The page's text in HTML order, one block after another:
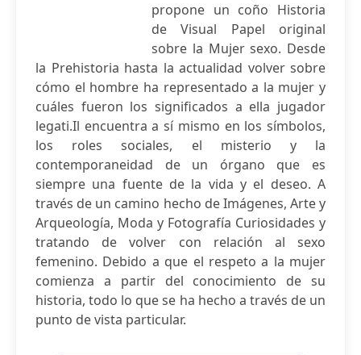
propone un coño Historia
de Visual Papel original
sobre la Mujer sexo. Desde
la Prehistoria hasta la actualidad volver sobre
cómo el hombre ha representado a la mujer y
cuáles fueron los significados a ella jugador
legati.Il encuentra a sí mismo en los símbolos,
los roles sociales, el misterio y la
contemporaneidad de un órgano que es
siempre una fuente de la vida y el deseo. A
través de un camino hecho de Imágenes, Arte y
Arqueología, Moda y Fotografía Curiosidades y
tratando de volver con relación al sexo
femenino. Debido a que el respeto a la mujer
comienza a partir del conocimiento de su
historia, todo lo que se ha hecho a través de un
punto de vista particular.